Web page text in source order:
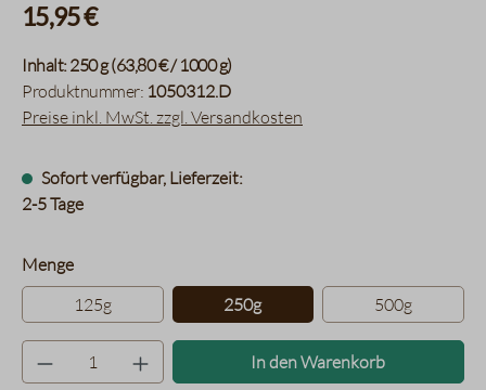
15,95 €
Inhalt:250 g(63,80 € / 1000 g)
Produktnummer: 1050312.D
Preise inkl. MwSt. zzgl. Versandkosten
Sofort verfügbar, Lieferzeit:
2-5 Tage
Mengeauswählen
125g
250g 500g
Produkt Anzahl: Gib den
In den Warenkorb